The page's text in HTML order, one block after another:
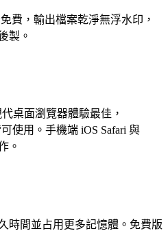
費，輸出檔案乾淨無浮水印，
製。
桌面瀏覽器體驗最佳，
使用。手機端 iOS Safari 與
。
時間並占用更多記憶體。免費版